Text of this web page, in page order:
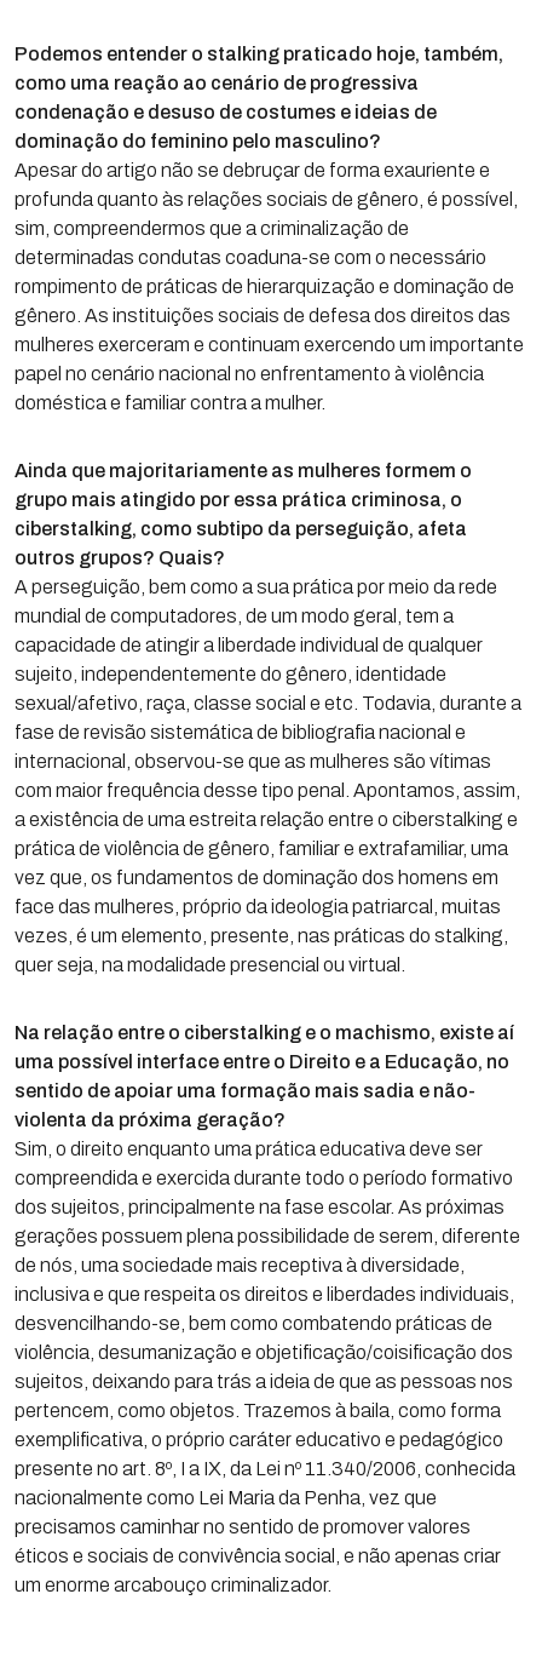
Podemos entender o stalking praticado hoje, também,
como uma reação ao cenário de progressiva
condenação e desuso de costumes e ideias de
dominação do feminino pelo masculino?
Apesar do artigo não se debruçar de forma exauriente e
profunda quanto às relações sociais de gênero, é possível,
sim, compreendermos que a criminalização de
determinadas condutas coaduna-se com o necessário
rompimento de práticas de hierarquização e dominação de
gênero. As instituições sociais de defesa dos direitos das
mulheres exerceram e continuam exercendo um importante
papel no cenário nacional no enfrentamento à violência
doméstica e familiar contra a mulher.
Ainda que majoritariamente as mulheres formem o
grupo mais atingido por essa prática criminosa, o
ciberstalking, como subtipo da perseguição, afeta
outros grupos? Quais?
A perseguição, bem como a sua prática por meio da rede
mundial de computadores, de um modo geral, tem a
capacidade de atingir a liberdade individual de qualquer
sujeito, independentemente do gênero, identidade
sexual/afetivo, raça, classe social e etc. Todavia, durante a
fase de revisão sistemática de bibliografia nacional e
internacional, observou-se que as mulheres são vítimas
com maior frequência desse tipo penal. Apontamos, assim,
a existência de uma estreita relação entre o ciberstalking e
prática de violência de gênero, familiar e extrafamiliar, uma
vez que, os fundamentos de dominação dos homens em
face das mulheres, próprio da ideologia patriarcal, muitas
vezes, é um elemento, presente, nas práticas do stalking,
quer seja, na modalidade presencial ou virtual.
Na relação entre o ciberstalking e o machismo, existe aí
uma possível interface entre o Direito e a Educação, no
sentido de apoiar uma formação mais sadia e não-
violenta da próxima geração?
Sim, o direito enquanto uma prática educativa deve ser
compreendida e exercida durante todo o período formativo
dos sujeitos, principalmente na fase escolar. As próximas
gerações possuem plena possibilidade de serem, diferente
de nós, uma sociedade mais receptiva à diversidade,
inclusiva e que respeita os direitos e liberdades individuais,
desvencilhando-se, bem como combatendo práticas de
violência, desumanização e objetificação/coisificação dos
sujeitos, deixando para trás a ideia de que as pessoas nos
pertencem, como objetos. Trazemos à baila, como forma
exemplificativa, o próprio caráter educativo e pedagógico
presente no art. 8º, I a IX, da Lei nº 11.340/2006, conhecida
nacionalmente como Lei Maria da Penha, vez que
precisamos caminhar no sentido de promover valores
éticos e sociais de convivência social, e não apenas criar
um enorme arcabouço criminalizador.